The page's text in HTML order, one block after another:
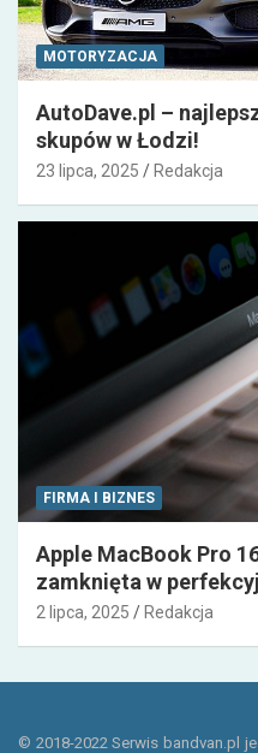
MOTORYZACJA
AutoDave.pl –
skupów w Łodzi!
23 lipca, 2025 Redakcja
FIRMA I BIZNES
Apple MacBook Pro
zamknięta w
2 lipca, 2025 Redakcja
© 2018-2022 Serwis bandvan.pl